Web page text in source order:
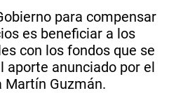
para compensar
es beneficiar a los
con los fondos que se
aporte anunciado por el
Martín Guzmán.